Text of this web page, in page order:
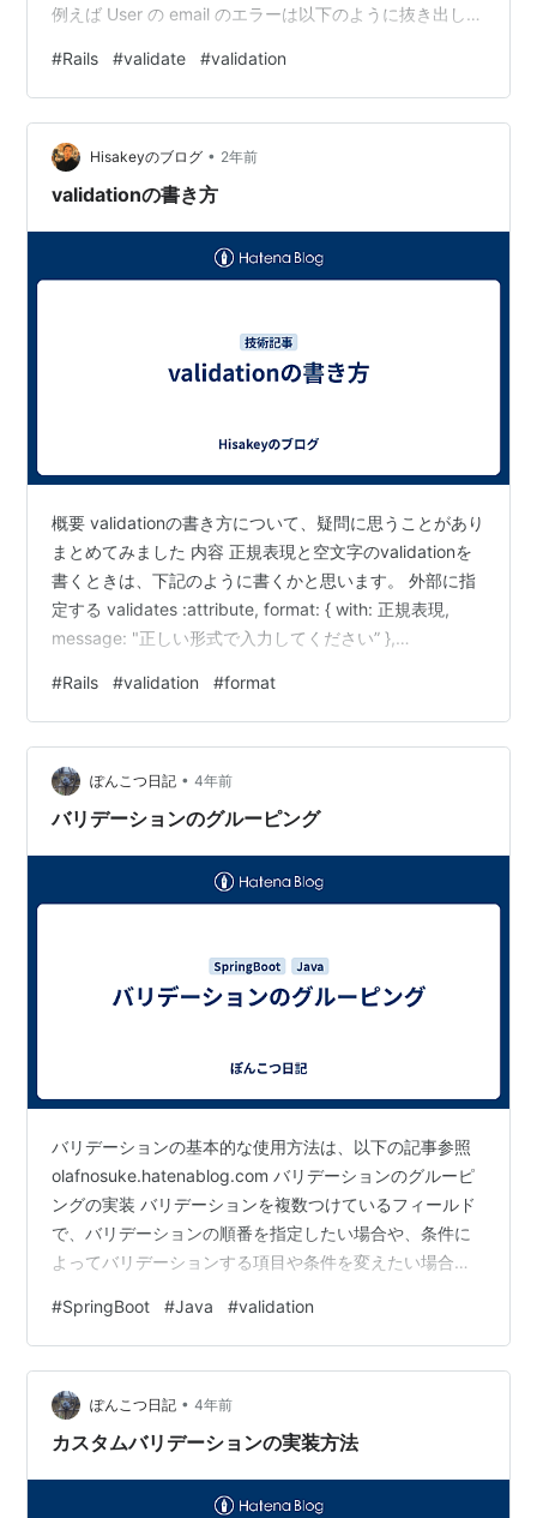
例えば User の email のエラーは以下のように抜き出しま
user.errors.where(:email) 抜き出したものは配列になって
いるので、以下のようにすれば全てのエラーメッセージ
を日本語化した状態で取得できます。
user.errors.where(:email).map(&:full_message) …
#Rails #validate #validation
Hisakeyのブログ • 2年前
validationの書き方
概要 validationの書き方について、疑問に思うことがあり
まとめてみました 内容 正規表現と空文字のvalidationを
書くときは、下記のように書くかと思います。 外部に指
定する validates :attribute, format: { with: 正規表現,
message: "正しい形式で入力してください” },
い。もしくは正しいフォーマットではないのでパスでき
ないの意味かと思います。 では、下記のはどうでしょう
か？ 内部に指定する validates :attribute, format: …
#Rails #validation #format
ぽんこつ日記 • 4年前
バリデーションのグルーピング
バリデーションの基本的な使用方法は、以下の記事参照
olafnosuke.hatenablog.com バリデーションのグルーピ
ングの実装 バリデーションを複数つけているフィールド
で、バリデーションの順番を指定したい場合や、条件に
よってバリデーションする項目や条件を変えたい場合に
る。 処理などは記述する必要はない。 public interface
Group1 { } public interface Group2 { } グループの順序を
指定したい場合は以下のように@GroupSequenceを付与
した順番を指定する用のインターフェイスを…
#SpringBoot #Java #validation
ぽんこつ日記 • 4年前
カスタムバリデーションの実装方法